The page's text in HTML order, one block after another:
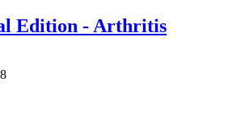
Edition - Arthritis